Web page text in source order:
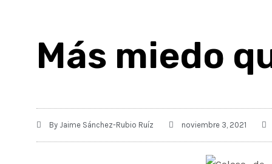
Más miedo
By Jaime Sánchez-Rubio Ruíz noviembre 3, 2021